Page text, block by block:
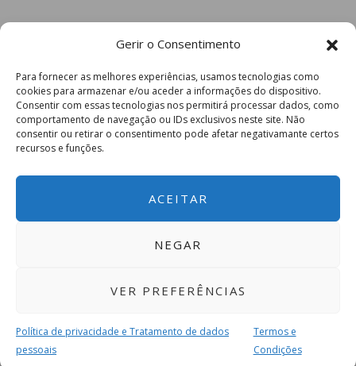
Gerir o Consentimento
Para fornecer as melhores experiências, usamos tecnologias como
cookies para armazenar e/ou aceder a informações do dispositivo.
Consentir com essas tecnologias nos permitirá processar dados, como
comportamento de navegação ou IDs exclusivos neste site. Não
consentir ou retirar o consentimento pode afetar negativamante certos
recursos e funções.
ACEITAR
NEGAR
VER PREFERÊNCIAS
Política de privacidade e Tratamento de dados
pessoais
Termos e
Condições